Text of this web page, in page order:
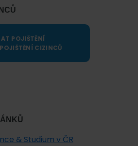
POJIŠTĚNÍ
CIZINCŮ
& Studium v ČR